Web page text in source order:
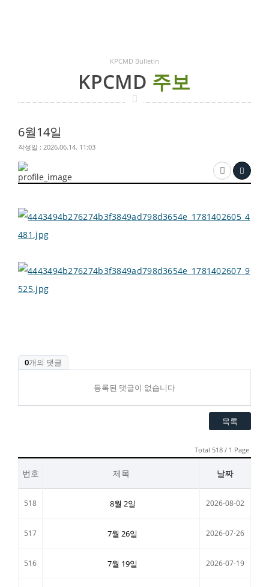
KPCMD Bulletin
KPCMD 주보
6월14일
작성일 : 2026.06.14. 11:03
0개의 댓글
등록된 댓글이 없습니다
목록
Total 518 / 1 Page
번호 제목 날짜
518 8월 2일 2026-08-02
517 7월 26일 2026-07-26
516 7월 19일 2026-07-19